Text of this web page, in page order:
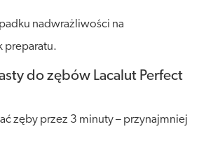
nadwrażliwości na
preparatu.
do zębów Lacalut Perfect
zęby przez 3 minuty – przynajmniej